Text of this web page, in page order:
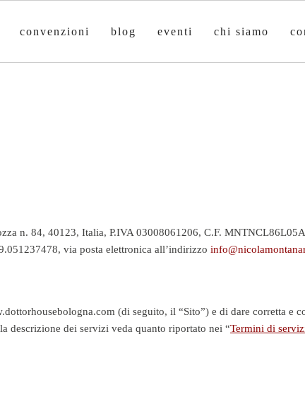
convenzioni blog eventi chi siamo
n. 84, 40123, Italia, P.IVA 03008061206, C.F.
via posta elettronica all’indirizzo
(di seguito, il “Sito”) e di dare corretta e
descrizione dei servizi veda quanto riportato nei “Termini di